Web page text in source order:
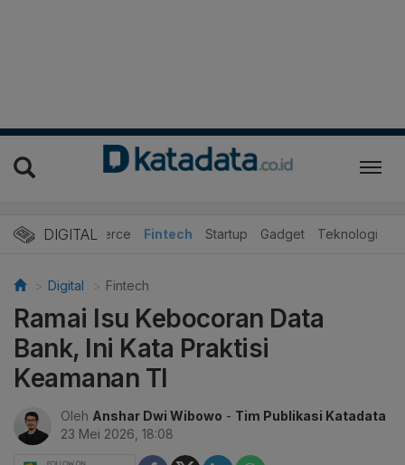
DIGITAL
E-Commerce Fintech Startup Gadget Teknologi
Digital Fintech
Ramai Isu Kebocoran Data
Bank, Ini Kata Praktisi
Keamanan TI
Oleh Anshar Dwi Wibowo - Tim Publikasi Katadata
23 Mei 2026, 18:08